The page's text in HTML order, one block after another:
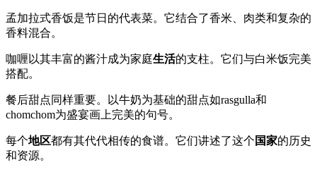
孟加拉式香饭是节日的代表菜。它结合了香米、肉类和复杂的
香料混合。
咖喱以其丰富的酱汁成为家庭生活的支柱。它们与白米饭完美
搭配。
餐后甜点同样重要。以牛奶为基础的甜点如rasgulla和
chomchom为盛宴画上完美的句号。
每个地区都有其代代相传的食谱。它们讲述了这个 国家的历史
和资源。